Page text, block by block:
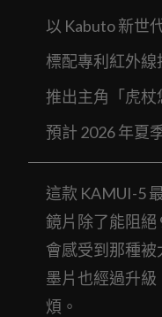
以 Kabuto 新世
標配專利紅外線
推出主角「虎
預計 2026 年夏
這款 KAMUI-5
鏡片除了能阻絕
會感受到那種
墨片也經過升
煩。